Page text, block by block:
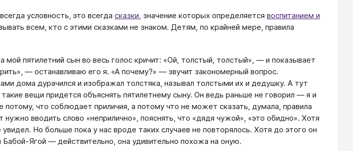
условность, это всегда сказки, значение которых определяется воспитанием и
всем, кто с этими сказками не знаком. Детям, по крайней мере, правила
мой пятилетний сын во весь голос кричит: «Ой, толстый, толстый», — и показывает
— останавливаю его я. «А почему?» — звучит закономерный вопрос.
дома дурачился и изображал толстяка, называл толстыми их и дедушку. А тут
вещи придется объяснять пятилетнему сыну. Он ведь раньше не говорил — я и
потому, что соблюдает приличия, а потому что не может сказать, думала, правила
вводить слово «неприлично», пояснять, что «дядя чужой», «это обидно». Хотя
Но больше пока у нас вроде таких случаев не повторялось. Хотя до этого он
Ягой — действительно, она удивительно похожа на оную.